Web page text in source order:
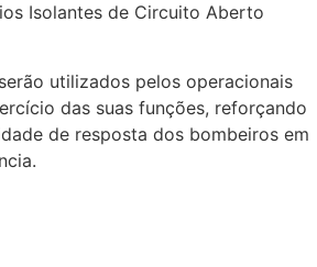
Isolantes de Circuito Aberto
utilizados pelos operacionais
das suas funções, reforçando
de resposta dos bombeiros em